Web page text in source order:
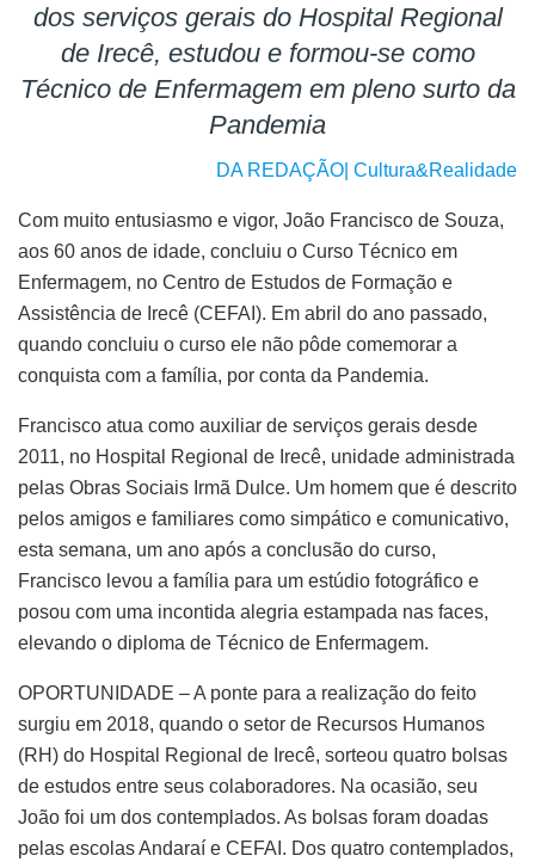
dos serviços gerais do Hospital Regional
de Irecê, estudou e formou-se como
Técnico de Enfermagem em pleno surto da
Pandemia
DA REDAÇÃO| Cultura&Realidade
Com muito entusiasmo e vigor, João Francisco de Souza,
aos 60 anos de idade, concluiu o Curso Técnico em
Enfermagem, no Centro de Estudos de Formação e
Assistência de Irecê (CEFAI). Em abril do ano passado,
quando concluiu o curso ele não pôde comemorar a
conquista com a família, por conta da Pandemia.
Francisco atua como auxiliar de serviços gerais desde
2011, no Hospital Regional de Irecê, unidade administrada
pelas Obras Sociais Irmã Dulce. Um homem que é descrito
pelos amigos e familiares como simpático e comunicativo,
esta semana, um ano após a conclusão do curso,
Francisco levou a família para um estúdio fotográfico e
posou com uma incontida alegria estampada nas faces,
elevando o diploma de Técnico de Enfermagem.
OPORTUNIDADE – A ponte para a realização do feito
surgiu em 2018, quando o setor de Recursos Humanos
(RH) do Hospital Regional de Irecê, sorteou quatro bolsas
de estudos entre seus colaboradores. Na ocasião, seu
João foi um dos contemplados. As bolsas foram doadas
pelas escolas Andaraí e CEFAI. Dos quatro contemplados,